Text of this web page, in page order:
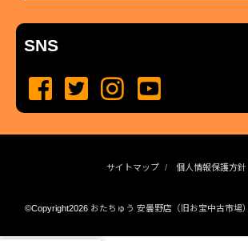
SNS
サイトマップ 個人情報保護方針
©Copyright2026 おたちゅう 安曇野店（旧お宝中古市場）